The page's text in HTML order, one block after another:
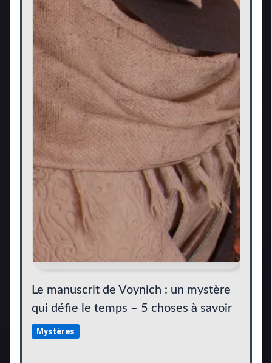
Le manuscrit de Voynich : un mystère
qui défie le temps – 5 choses à savoir
Mystères